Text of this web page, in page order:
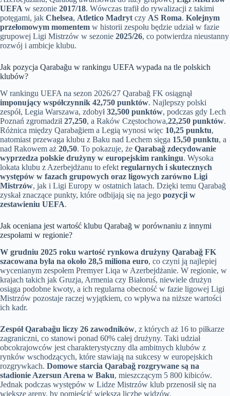
UEFA w sezonie 2017/18. Wówczas trafił do rywalizacji z takimi
potęgami, jak Chelsea, Atletico Madryt czy AS Roma. Kolejnym
przełomowym momentem w historii zespołu będzie udział w fazie
grupowej Ligi Mistrzów w sezonie 2025/26, co potwierdza nieustanny
rozwój i ambicje klubu.
Jak pozycja Qarabağu w rankingu UEFA wypada na tle polskich
klubów?
W rankingu UEFA na sezon 2026/27 Qarabağ FK osiągnął
imponujący współczynnik 42,750 punktów. Najlepszy polski
zespół, Legia Warszawa, zdobył32,500 punktów, podczas gdy Lech
Poznań zgromadził27,250, a Raków Częstochowa,22,250 punktów.
Różnica między Qarabağiem a Legią wynosi więc 10,25 punktu,
natomiast przewaga klubu z Baku nad Lechem sięga 15,50 punktu, a
nad Rakowem aż 20,50. To pokazuje, że Qarabağ zdecydowanie
wyprzedza polskie drużyny w europejskim rankingu. Wysoka
lokata klubu z Azerbejdżanu to efekt regularnych i skutecznych
występów w fazach grupowych oraz ligowych zarówno Ligi
Mistrzów, jak i Ligi Europy w ostatnich latach. Dzięki temu Qarabağ
zyskał znaczące punkty, które odbijają się na jego pozycji w
zestawieniu UEFA.
Jak oceniana jest wartość klubu Qarabağ w porównaniu z innymi
zespołami w regionie?
W grudniu 2025 roku wartość rynkowa drużyny Qarabağ FK
szacowana była na około 28,5 miliona euro, co czyni ją najlepiej
wycenianym zespołem Premyer Liqa w Azerbejdżanie. W regionie, w
krajach takich jak Gruzja, Armenia czy Białoruś, niewiele drużyn
osiąga podobne kwoty, a ich regularna obecność w fazie ligowej Ligi
Mistrzów pozostaje raczej wyjątkiem, co wpływa na niższe wartości
ich kadr.
Zespół Qarabağu liczy 26 zawodników, z których aż 16 to piłkarze
zagraniczni, co stanowi ponad 60% całej drużyny. Taki udział
obcokrajowców jest charakterystyczny dla ambitnych klubów z
rynków wschodzących, które stawiają na sukcesy w europejskich
rozgrywkach. Domowe starcia Qarabağ rozgrywane są na
stadionie Azersun Arena w Baku, mieszczącym 5 800 kibiców.
Jednak podczas występów w Lidze Mistrzów klub przenosił się na
większe areny, by pomieścić większą liczbę widzów.